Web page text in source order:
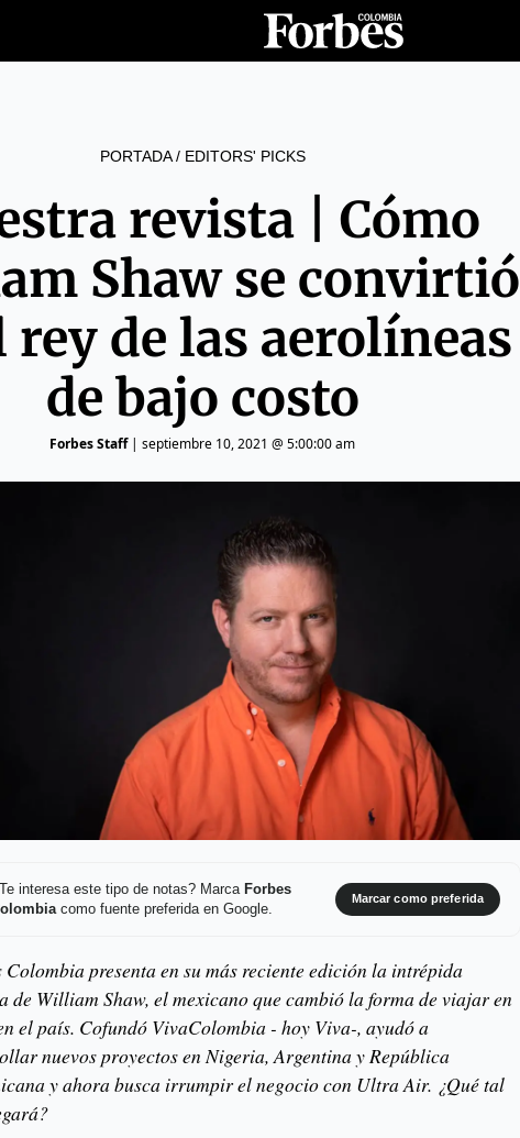
PORTADA/ EDITORS' PICKS
revista | Cómo
Shaw se convirtió
rey de las aerolíneas
de bajo costo
Forbes Staff| septiembre 10, 2021 @ 5:00:00 am
interesa este tipo de notas? Marca Forbes
como fuente preferida en Google.
Marcar como preferida
Colombia presenta en su más reciente edición la intrépida
de William Shaw, el mexicano que cambió la forma de viajar en
el país. Cofundó VivaColombia - hoy Viva-, ayudó a
nuevos proyectos en Nigeria, Argentina y República
y ahora busca irrumpir el negocio con Ultra Air. ¿Qué tal